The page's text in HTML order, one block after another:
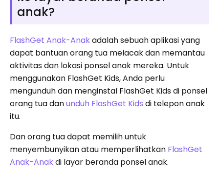
anak?
FlashGet Anak-Anakadalah sebuah aplikasi yang
dapat bantuan orang tua melacak dan memantau
aktivitas dan lokasi ponsel anak mereka. Untuk
menggunakan FlashGet Kids, Anda perlu
mengunduh dan menginstal FlashGet Kids di ponsel
orang tua danunduh FlashGet Kids di telepon anak
itu.
Dan orang tua dapat memilih untuk
menyembunyikan atau memperlihatkan FlashGet
Anak-Anakdi layar beranda ponsel anak.